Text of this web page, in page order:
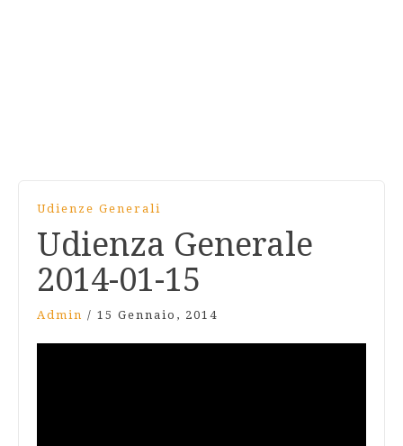
Udienze Generali
Udienza Generale
2014-01-15
Admin / 15 Gennaio, 2014